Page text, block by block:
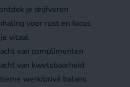
je drijfveren
voor rust en focus
vitaal
van complimenten
van kwetsbaarheid
werk/privé balans